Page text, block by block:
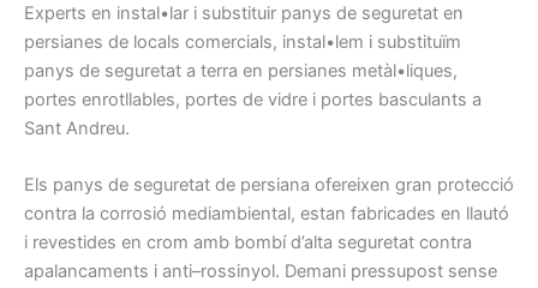
Experts en instal•lar i substituir panys de seguretat en
persianes de locals comercials, instal•lem i substituïm
panys de seguretat a terra en persianes metàl•liques,
portes enrotllables, portes de vidre i portes basculants a
Sant Andreu.
Els panys de seguretat de persiana ofereixen gran protecció
contra la corrosió mediambiental, estan fabricades en llautó
i revestides en crom amb bombí d’alta seguretat contra
apalancaments i anti–rossinyol. Demani pressupost sense